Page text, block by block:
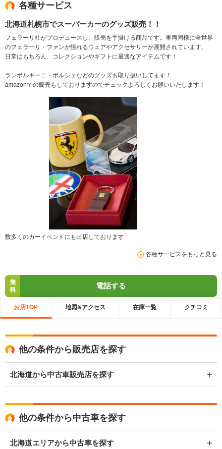
各種サービス
北海道札幌市でスーパーカーのグッズ販売！！
フェラーリ社がプロデュースし、販売を手掛ける商品です。車両同様に全世界
のフェラーリ・ファンが憧れるウェアやアクセサリーが展開されています。
日常はもちろん、コレクションやギフトに最適なアイテムです！
ランボルギーニ・ポルシェなどのグッズも取り扱いしてます！
amazonでの販売もしておりますのでチェックよろしくお願いいたします！
数多くのカーイベントにも出店しております
各種サービスをもっと見る
無
料
電話する
お店TOP 地図&アクセス 在庫一覧 クチコミ
他の条件から販売店を探す
北海道から中古車販売店を探す
他の条件から中古車を探す
北海道エリアから中古車を探す